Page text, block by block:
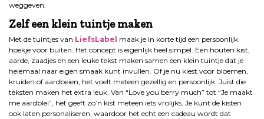
weggeven.
Zelf een klein tuintje maken
Met de tuintjes van LiefsLabel maak je in korte tijd een persoonlijk
hoekje voor buiten. Het concept is eigenlijk heel simpel. Een houten kist,
aarde, zaadjes en een leuke tekst maken samen een klein tuintje dat je
helemaal naar eigen smaak kunt invullen. Of je nu kiest voor bloemen,
kruiden of aardbeien, het voelt meteen gezellig en persoonlijk. Juist die
teksten maken het extra leuk. Van “Love you berry much” tot “Je maakt
me aardblei”, het geeft zo’n kist meteen iets vrolijks. Je kunt de kisten
ook laten personaliseren, waardoor het echt een cadeau wordt dat